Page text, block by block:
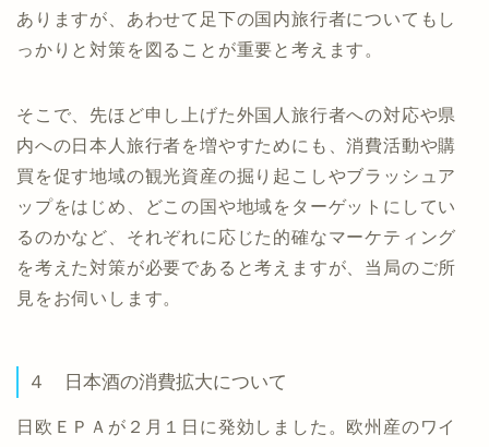
ありますが、あわせて足下の国内旅行者についてもし
っかりと対策を図ることが重要と考えます。
そこで、先ほど申し上げた外国人旅行者への対応や県
内への日本人旅行者を増やすためにも、消費活動や購
買を促す地域の観光資産の掘り起こしやブラッシュア
ップをはじめ、どこの国や地域をターゲットにしてい
るのかなど、それぞれに応じた的確なマーケティング
を考えた対策が必要であると考えますが、当局のご所
見をお伺いします。
４ 日本酒の消費拡大について
日欧ＥＰＡが２月１日に発効しました。欧州産のワイ